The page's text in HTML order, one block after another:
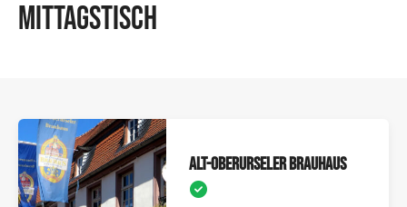
Mittagstisch
Alt-Oberurseler Brauhaus